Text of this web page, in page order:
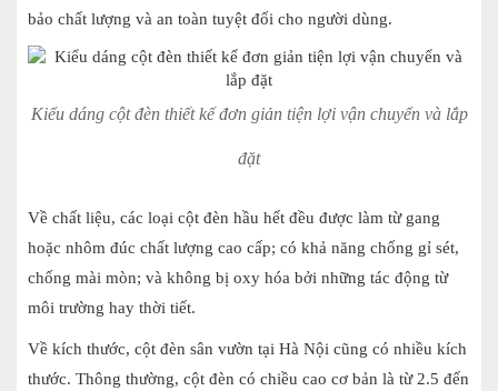
bảo chất lượng và an toàn tuyệt đối cho người dùng.
Kiểu dáng cột đèn thiết kế đơn giản tiện lợi vận chuyển và lắp
đặt
Về chất liệu, các loại cột đèn hầu hết đều được làm từ gang
hoặc nhôm đúc chất lượng cao cấp; có khả năng chống gỉ sét,
chống mài mòn; và không bị oxy hóa bởi những tác động từ
môi trường hay thời tiết.
Về kích thước, cột đèn sân vườn tại Hà Nội cũng có nhiều kích
thước. Thông thường, cột đèn có chiều cao cơ bản là từ 2.5 đến